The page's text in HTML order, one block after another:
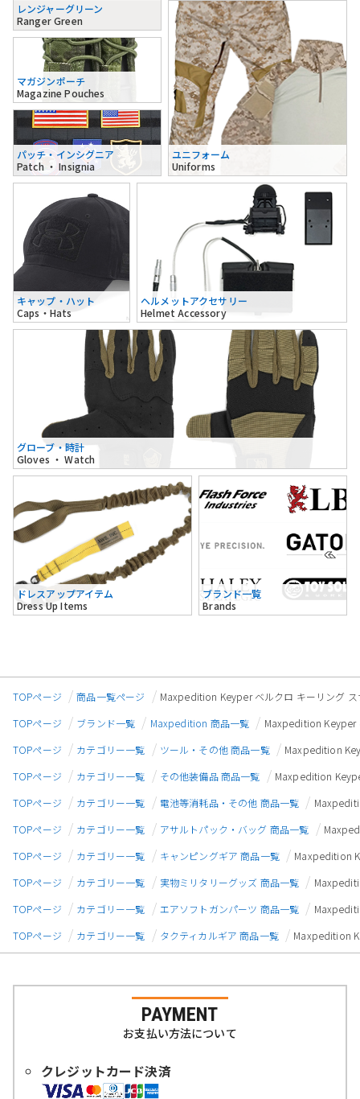
レンジャーグリーン
Ranger Green
マガジンポーチ
Magazine Pouches
パッチ・インシグニア
Patch ・ Insignia
ユニフォーム
Uniforms
キャップ・ハット
Caps・Hats
ヘルメットアクセサリー
Helmet Accessory
グローブ・時計
Gloves ・ Watch
ドレスアップアイテム
Dress Up Items
ブランド一覧
Brands
TOPページ 商品一覧ページ
Maxpedition Keyper ベルクロ キーリング
TOPページ
ブランド一覧 Maxpedition 商品一覧
Maxpedition Keyper
TOPページ
カテゴリー一覧 ツール・その他 商品一覧
Maxpedition
TOPページ
カテゴリー一覧 その他装備品 商品一覧
Maxpedition
TOPページ
カテゴリー一覧 電池等消耗品・その他 商品一覧
TOPページ
カテゴリー一覧 アサルトパック・バッグ 商品一覧
TOPページ
カテゴリー一覧 キャンピングギア 商品一覧
Maxpedition
TOPページ
カテゴリー一覧 実物ミリタリーグッズ 商品一覧
TOPページ
カテゴリー一覧 エアソフトガンパーツ 商品一覧
TOPページ
カテゴリー一覧 タクティカルギア 商品一覧 Maxpedition
PAYMENT
お支払い方法について
クレジットカード決済